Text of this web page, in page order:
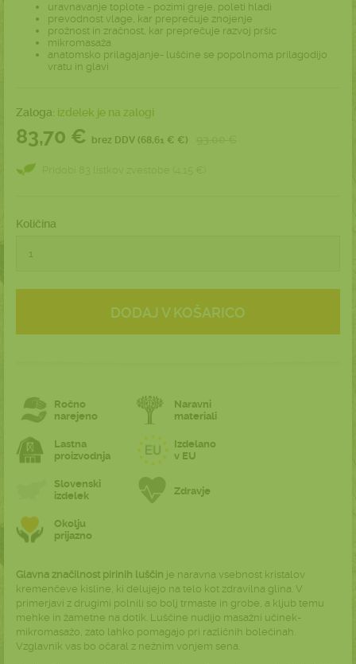
uravnavanje toplote - pozimi greje, poleti hladi
prevodnost vlage, kar preprečuje znojenje
prožnost in zračnost, kar preprečuje razvoj pršic
mikromasaža
anatomsko prilagajanje- luščine se popolnoma prilagodijo
vratu in glavi
Zaloga: izdelek je na zalogi
83,70 € brez DDV (68,61 € €)
Količina
DODAJ V KOŠARICO
Ročno
narejeno
Naravni
materiali
Lastna
proizvodnja
Izdelano
v EU
Slovenski
izdelek
Zdravje
Okolju
prijazno
Glavna značilnost pirinih luščin je naravna vsebnost kristalov
kremenčeve kisline, ki delujejo na telo kot zdravilna glina. V
primerjavi z drugimi polnili so bolj trmaste in grobe, a kljub temu
mehke in žametne na dotik. Luščine nudijo masažni učinek-
mikromasažo, zato lahko pomagajo pri različnih bolečinah.
Vzglavnik vas bo očaral z nežnim vonjem sena.